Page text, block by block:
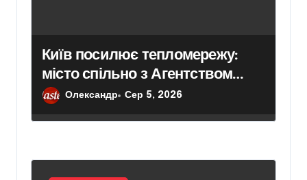
Київ посилює тепломережу:
місто спільно з Агентством
відновлення законтрактували
Олександр Сер 5, 2026